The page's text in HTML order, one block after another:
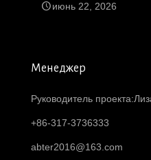
июнь 22, 2026
Менеджер
Руководитель
+86-317-3736333
abter2016@163.com